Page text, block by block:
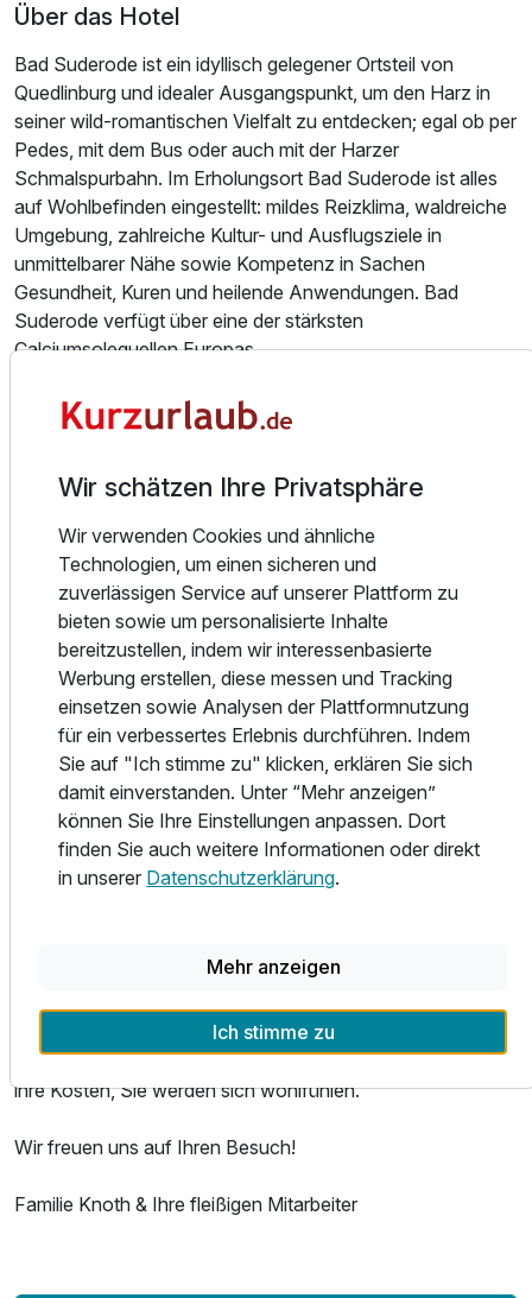
Einzelzimmer
Ausstattung
Zusatznächte
Für 3 Tage p.P. ab219,00 €
Über das Hotel
Bad Suderode ist ein idyllisch gelegener Ortsteil von
Quedlinburg und idealer Ausgangspunkt, um den Harz in
seiner wild-romantischen Vielfalt zu entdecken; egal ob per
Pedes, mit dem Bus oder auch mit der Harzer
Schmalspurbahn. Im Erholungsort Bad Suderode ist alles
auf Wohlbefinden eingestellt: mildes Reizklima, waldreiche
Umgebung, zahlreiche Kultur- und Ausflugsziele in
unmittelbarer Nähe sowie Kompetenz in Sachen
Gesundheit, Kuren und heilende Anwendungen. Bad
Suderode verfügt über eine der stärksten
Calciumsolequellen Europas.
Unser KURHOTEL Bad Suderode wurde Ende der 90-iger
Jahre als Neubau im traditionsreichen Stil der Bad
familiär geführt, und Sie werden von einem sehr
Team auf das Herzlichste betreut. Wir leben Hotel ohne
Chichi und Künstlichkeit, unkompliziert, offen und herzlich.
Das KURHOTEL Bad Suderode als erstes Haus am Platze
verfügt über 30 komfortable Einzel- und Doppelzimmer, die
bequem mit einem Aufzug erreichbar sind, sowie eine
Juniorsuite. Alle Zimmer sind mit Dusche/WC, Föhn,
Telefon & Kabel-TV sowie Zimmersafe und W-LAN
ausgestattet.
HARZliche Gastlichkeit sind im Hotel-Restaurant und bei
schönem Wetter auch auf der Hotelterrasse garantiert.
Ruhezone, BrainLight®-Lounge sowie dem Wellness- und
Massagebereich. Ob mit Cleopatrabad, Hot-Stones-
Massage, Verwöhnbehandlungen für den ganzen Körper
oder anderen Varianten... Wellnesshungrige kommen auf
ihre Kosten, Sie werden sich wohlfühlen.
Wir freuen uns auf Ihren Besuch!
Familie Knoth & Ihre fleißigen Mitarbeiter
Wir schätzen Ihre Privatsphäre
Wir verwenden Cookies und ähnliche
Technologien, um einen sicheren und
zuverlässigen Service auf unserer Plattform zu
bieten sowie um personalisierte Inhalte
bereitzustellen, indem wir interessenbasierte
Werbung erstellen, diese messen und Tracking
einsetzen sowie Analysen der Plattformnutzung
für ein verbessertes Erlebnis durchführen. Indem
Sie auf "Ich stimme zu" klicken, erklären Sie sich
damit einverstanden. Unter “Mehr anzeigen”
können Sie Ihre Einstellungen anpassen. Dort
finden Sie auch weitere Informationen oder direkt
in unserer Datenschutzerklärung.
Mehr anzeigen
Ich stimme zu